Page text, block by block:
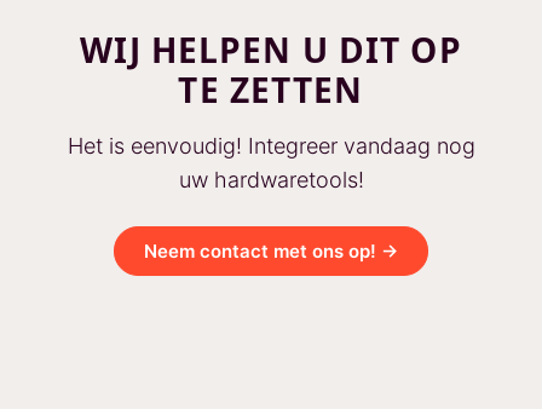
WIJ HELPEN U DIT OP
TE ZETTEN
Het is eenvoudig! Integreer vandaag nog
uw hardwaretools!
Neem contact met ons op! →